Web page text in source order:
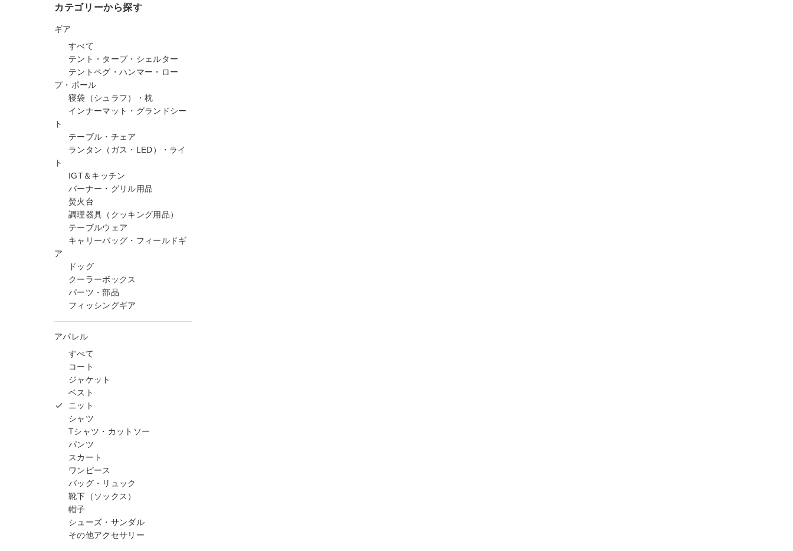
カテゴリーから探す
ギア
すべて
テント・タープ・シェルター
テントペグ・ハンマー・ロー
プ・ポール
寝袋（シュラフ）・枕
インナーマット・グランドシー
ト
テーブル・チェア
ランタン（ガス・LED）・ライ
ト
IGT＆キッチン
バーナー・グリル用品
焚火台
調理器具（クッキング用品）
テーブルウェア
キャリーバッグ・フィールドギ
ア
ドッグ
クーラーボックス
パーツ・部品
フィッシングギア
アパレル
すべて
コート
ジャケット
ベスト
ニット
シャツ
Tシャツ・カットソー
パンツ
スカート
ワンピース
バッグ・リュック
靴下（ソックス）
帽子
シューズ・サンダル
その他アクセサリー